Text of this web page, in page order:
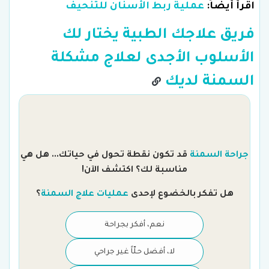
اقرأ أيضاً: عملية ربط الأسنان للتنحيف
فريق علاجك الطبية يختار لك
الأسلوب الأجدى لعلاج مشكلة
السمنة لديك
جراحة السمنة قد تكون نقطة تحول في حياتك... هل هي
مناسبة لك؟ اكتشف الآن!
هل تفكر بالخضوع لإحدى عمليات علاج السمنة؟
نعم، أفكر بجراحة
لا، أفضل حلّاً غير جراحي